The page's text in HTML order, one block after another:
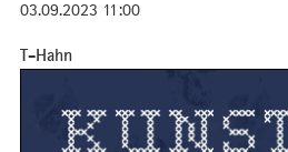
03.09.2023 11:00
T-Hahn